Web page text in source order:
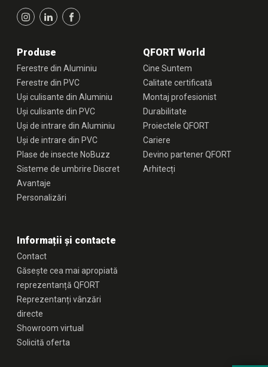
Produse
Ferestre din Aluminiu
Ferestre din PVC
Uși culisante din Aluminiu
Uși culisante din PVC
Uși de intrare din Aluminiu
Uși de intrare din PVC
Plase de insecte NoBuzz
Sisteme de umbrire Discret
Avantaje
Personalizări
QFORT World
Cine Suntem
Calitate certificată
Montaj profesionist
Durabilitate
Proiectele QFORT
Cariere
Devino partener QFORT
Arhitecți
Informații și contacte
Contact
Găsește cea mai apropiată
reprezentanță QFORT
Reprezentanți vânzări
directe
Showroom virtual
Solicită oferta